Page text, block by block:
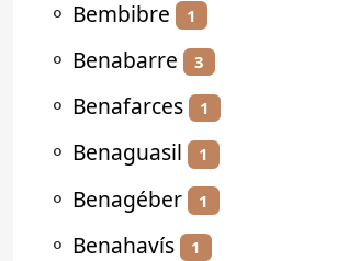
⚬ Bembibre 1
⚬ Benabarre 3
⚬ Benafarces 1
⚬ Benaguasil 1
⚬ Benagéber 1
⚬ Benahavís 1